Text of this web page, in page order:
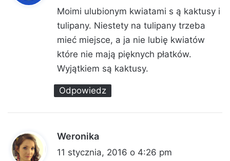
s
z
e
:
Moimi ulubionym kwiatami s ą kaktusy i
tulipany. Niestety na tulipany trzeba
mieć miejsce, a ja nie lubię kwiatów
które nie mają pięknych płatków.
Wyjątkiem są kaktusy.
Odpowiedz
Weronika
i
11 stycznia, 2016 o 4:26 pm